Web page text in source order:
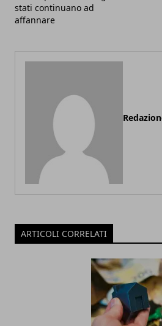
stati continuano ad
affannare
ARTICOLI CORRELATI